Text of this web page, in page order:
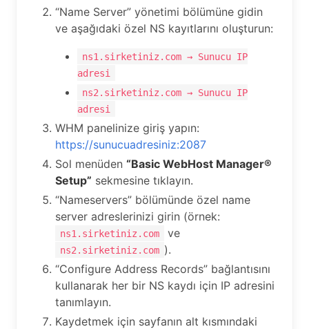
“Name Server” yönetimi bölümüne gidin
ve aşağıdaki özel NS kayıtlarını oluşturun:
ns1.sirketiniz.com → Sunucu IP
adresi
ns2.sirketiniz.com → Sunucu IP
adresi
WHM panelinize giriş yapın:
https://sunucuadresiniz:2087
Sol menüden “Basic WebHost Manager®
Setup” sekmesine tıklayın.
“Nameservers” bölümünde özel name
server adreslerinizi girin (örnek:
ns1.sirketiniz.com ve
ns2.sirketiniz.com ).
“Configure Address Records” bağlantısını
kullanarak her bir NS kaydı için IP adresini
tanımlayın.
Kaydetmek için sayfanın alt kısmındaki